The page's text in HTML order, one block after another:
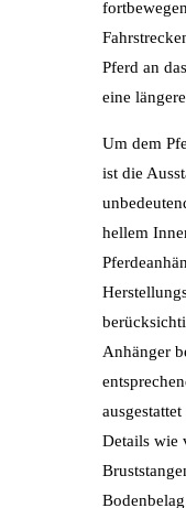
Pferd an
eine
Um dem
ist die
hellem
Anhänger
Details wie